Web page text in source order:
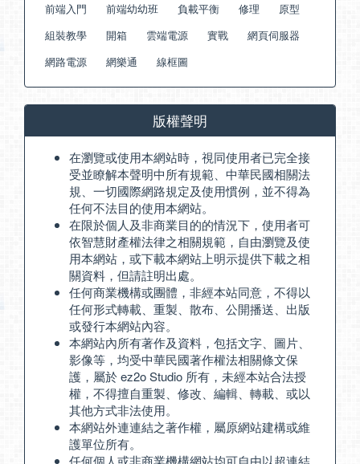
前端入門
前端幼幼班 負載平衡 修理
原型
組裝教學
開箱 雲端電源 實戰
網頁伺服器
網路電源
網樂通 線框圖
版權聲明
在瀏覽或使用本網站時，視同使用者已完全接
受並瞭解本聲明中所有規範、中華民國相關法
規、一切國際網路規定及使用慣例，並不得為
任何不法目的使用本網站。
在限於個人及非商業目的的情況下，使用者可
依智慧財產權法律之相關規範，自由瀏覽及使
用本網站，或下載本網站上明示提供下載之相
關資料，但請註明出處。
任何商業機構或團體，非經本站同意，不得以
任何形式轉載、重製、散布、公開播送、出版
或發行本網站內容。
本網站內所有著作及資料，包括文字、圖片、
影像等，均受中華民國著作權法相關條文保
護，屬於 ez2o Studio 所有，未經本站合法授
權，不得擅自重製、修改、編輯、轉載、或以
其他方式非法使用。
本網站外連連結之著作權，屬原網站建構或維
護單位所有。
任何個人或非商業機構網站均可自由以超連結